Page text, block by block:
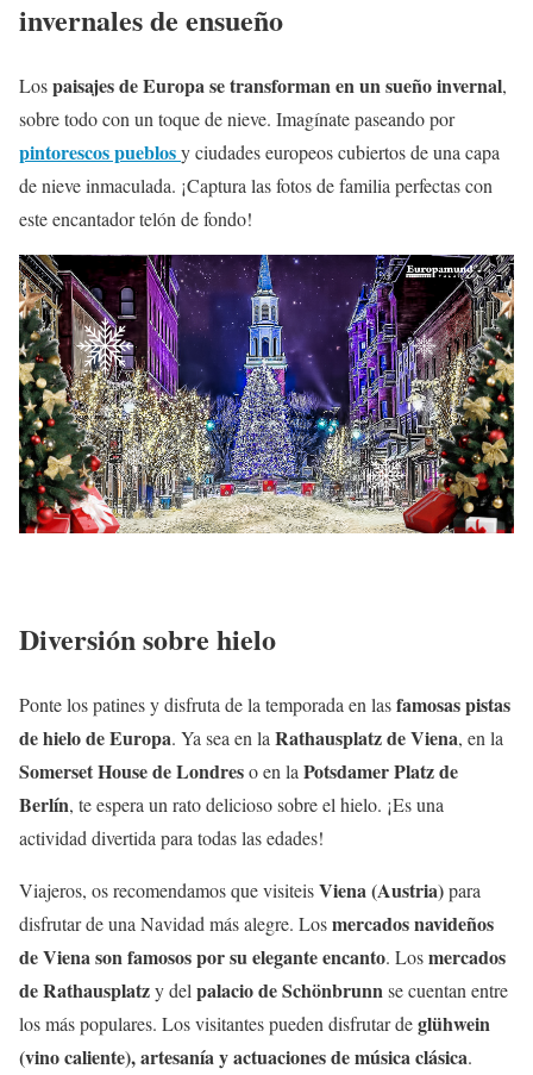
invernales de ensueño
Lospaisajes de Europa se transforman en un sueño invernal,
sobre todo con un toque de nieve. Imagínate paseando por
pintorescos pueblosy ciudades europeos cubiertos de una capa
de nieve inmaculada. ¡Captura las fotos de familia perfectas con
este encantador telón de fondo!
Diversión sobre hielo
Ponte los patines y disfruta de la temporada en lasfamosas pistas
de hielo de Europa. Ya sea en la Rathausplatz de Viena, en la
Somerset House de Londreso en la Potsdamer Platz de
Berlín, te espera un rato delicioso sobre el hielo. ¡Es una
actividad divertida para todas las edades!
Viajeros, os recomendamos que visiteisViena (Austria)para
disfrutar de una Navidad más alegre. Losmercados navideños
de Viena son famosos por su elegante encanto. Losmercados
de Rathausplatzy del palacio de Schönbrunnse cuentan entre
los más populares. Los visitantes pueden disfrutar deglühwein
(vino caliente),artesanía y actuaciones de música clásica.